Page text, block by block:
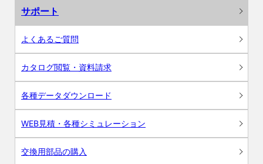
サポート
よくあるご質問
カタログ閲覧・資料請求
各種データダウンロード
WEB見積・各種シミュレーション
交換用部品の購入